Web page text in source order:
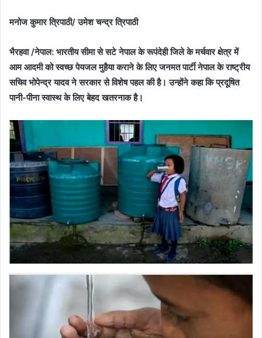
मनोज कुमार त्रिपाठी/ उमेश चन्द्र त्रिपाठी
भैरहवा /नेपाल: भारतीय सीमा से सटे नेपाल के रूपंदेही जिले के मर्चवार क्षेत्र में
आम आदमी को स्वच्छ पेयजल मुहैया कराने के लिए जनमत पार्टी नेपाल के राष्ट्रीय
सचिव भोपेन्द्र यादव ने सरकार से विशेष पहल की है। उन्होंने कहा कि प्रदूषित
पानी-पीना स्वास्थ के लिए बेहद खतरनाक है।